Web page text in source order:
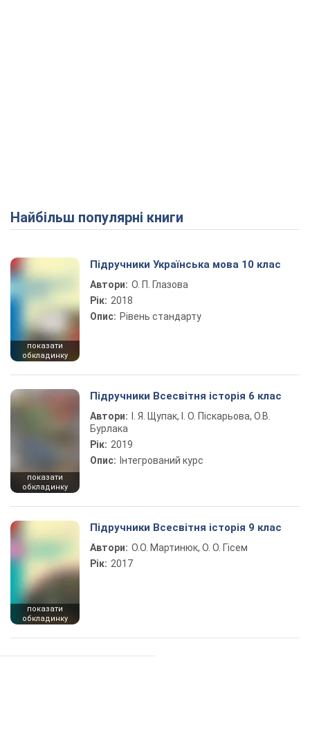
Найбільш популярні книги
показати
обкладинку
Підручники Українська мова 10 клас
Автори: О. П. Глазова
Рік: 2018
Опис: Рівень стандарту
показати
обкладинку
Підручники Всесвітня історія 6 клас
Автори:
І. Я. Щупак, І. О. Піскарьова, О.В.
Бурлака
Рік: 2019
Опис: Інтегрований курс
показати
обкладинку
Підручники Всесвітня історія 9 клас
Автори: О.О. Мартинюк, О. О. Гісем
Рік: 2017